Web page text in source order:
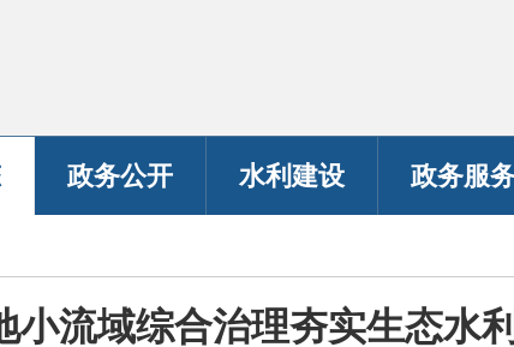
政务公开 水利建设 政务服
小流域综合治理夯实生态水